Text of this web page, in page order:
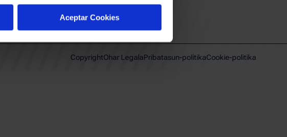
Aceptar Cookies
CopyrightOhar LegalaPribatasun-politikaCookie-politika